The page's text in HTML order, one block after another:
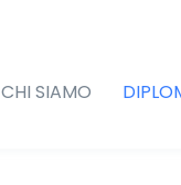
CHI SIAMO